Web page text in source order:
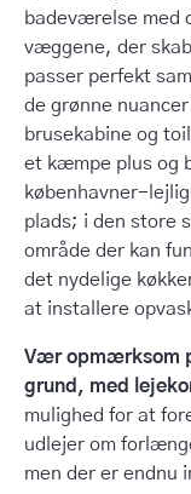
badeværelse med
væggene, der
passer perfekt
de grønne
brusekabine og
et kæmpe plus og
københavner-
plads; i den store
område der kan
det nydelige
at installere
Vær opmærksom
grund, med
mulighed for at
udlejer om
men der er endnu